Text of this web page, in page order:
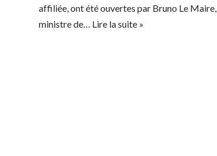
affiliée, ont été ouvertes par Bruno Le Maire,
ministre de… Lire la suite »